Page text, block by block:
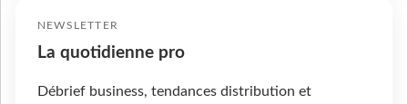
NEWSLETTER
La quotidienne pro
Débrief business, tendances distribution et